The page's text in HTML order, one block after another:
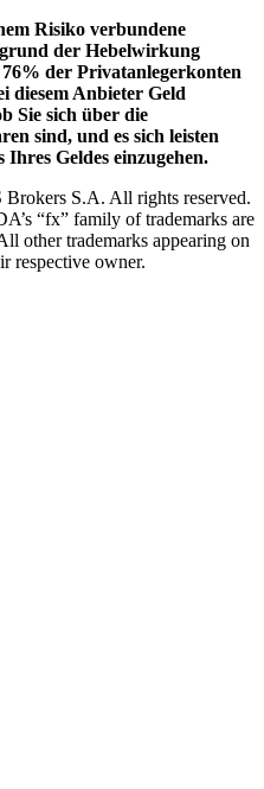
Risiko verbundene
der Hebelwirkung
der Privatanlegerkonten
diesem Anbieter Geld
Sie sich über die
sind, und es sich leisten
Ihres Geldes einzugehen.
S.A. All rights reserved.
“fx” family of trademarks are
other trademarks appearing on
respective owner.